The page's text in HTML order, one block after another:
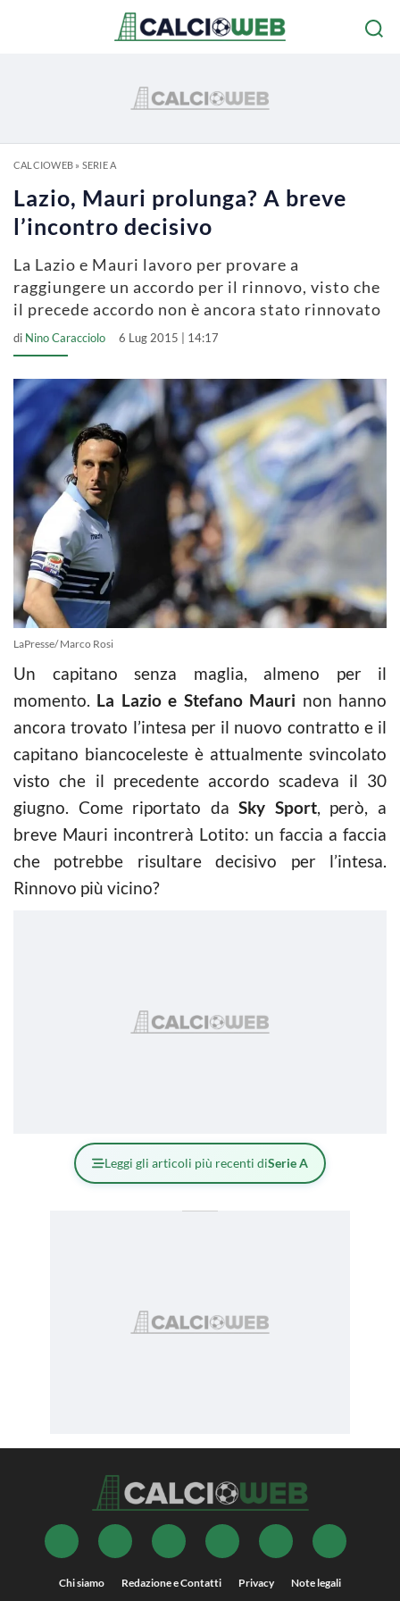
CALCIOWEB» SERIE A
Lazio, Mauri prolunga? A breve
l’incontro decisivo
La Lazio e Mauri lavoro per provare a
raggiungere un accordo per il rinnovo, visto che
il precede accordo non è ancora stato rinnovato
di Nino Caracciolo 6 Lug 2015 | 14:17
LaPresse/ Marco Rosi
Un capitano senza maglia, almeno per il
momento. La Lazio e Stefano Mauri non hanno
ancora trovato l’intesa per il nuovo contratto e il
capitano biancoceleste è attualmente svincolato
visto che il precedente accordo scadeva il 30
giugno. Come riportato daSky Sport, però, a
breve Mauri incontrerà Lotito: un faccia a faccia
che potrebbe risultare decisivo per l’intesa.
Rinnovo più vicino?
Leggi gli articoli più recenti diSerie A
Chi siamo Redazione e Contatti Privacy Note legali